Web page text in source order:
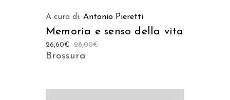
A cura di: Antonio Pieretti
Memoria e senso della vita
28,00€
26,60€
Brossura